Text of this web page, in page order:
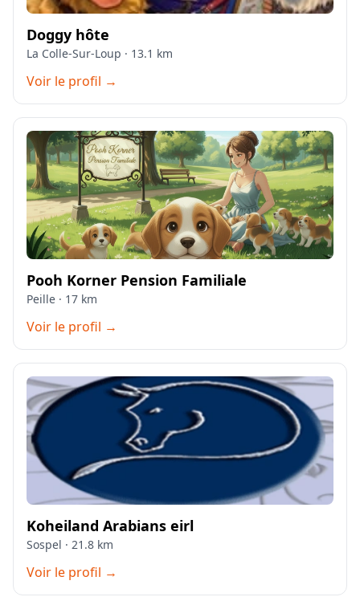
Doggy hôte
La Colle-Sur-Loup · 13.1 km
Voir le profil →
Pooh Korner Pension Familiale
Peille · 17 km
Voir le profil →
Koheiland Arabians eirl
Sospel · 21.8 km
Voir le profil →